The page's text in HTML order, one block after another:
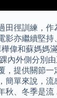
田徑訓練，作
影亦繼續堅持
偉和蘇媽媽
內外側分別
，提供關節一
簡單來說，流
秋、冬季是